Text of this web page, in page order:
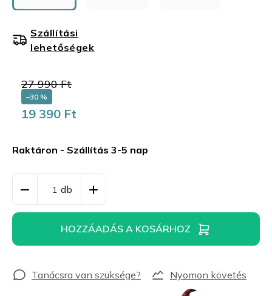
27 990 Ft
–30 %
19 390 Ft
Raktáron - Szállítás 3-5 nap
Szállítási
lehetőségek
HOZZÁADÁS A KOSÁRHOZ
Nyomon követés